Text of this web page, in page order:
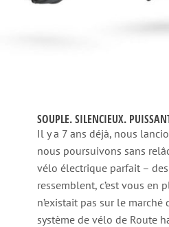
SOUPLE. SILENCIEUX.
Il y a 7 ans déjà, nous
nous poursuivons sans
vélo électrique parfait –
ressemblent, c’est vous en
n’existait pas sur le
système de vélo de Route